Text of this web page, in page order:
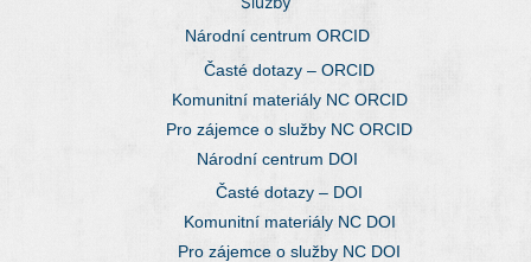
Národní centrum ORCID
Časté dotazy – ORCID
Komunitní materiály NC ORCID
Pro zájemce o služby NC ORCID
Národní centrum DOI
Časté dotazy – DOI
Komunitní materiály NC DOI
Pro zájemce o služby NC DOI